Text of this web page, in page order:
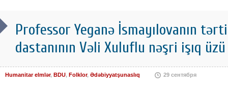
Professor Yeganə İsmayılovanın
dastanının Vəli Xuluflu nəşri işıq
Humanitar elmlər, BDU, Folklor, Ədəbiyyatşunaslıq 29 сентября